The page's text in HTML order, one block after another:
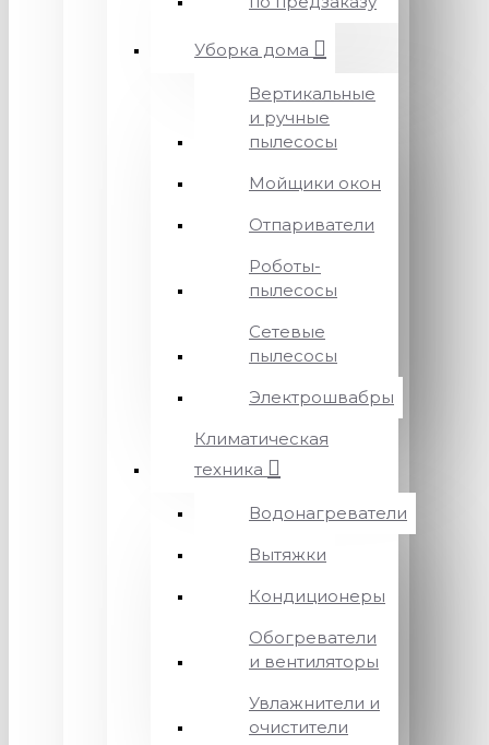
Уборка дома
Вертикальные
и ручные
пылесосы
Мойщики окон
Отпариватели
Роботы-
пылесосы
Сетевые
пылесосы
Электрошвабры
Климатическая
техника
Водонагреватели
Вытяжки
Кондиционеры
Обогреватели
и вентиляторы
Увлажнители и
очистители